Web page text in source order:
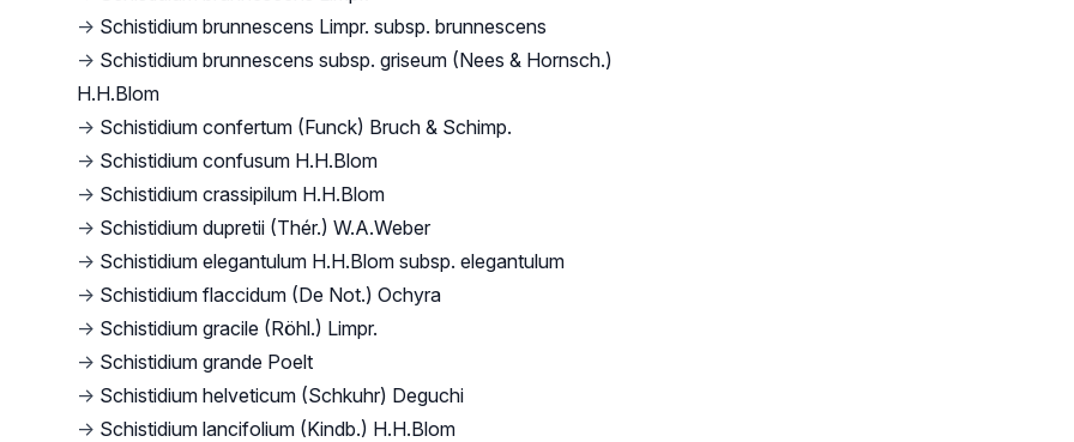
→ Schistidium brunnescens Limpr. subsp. brunnescens
→ Schistidium brunnescens subsp. griseum (Nees & Hornsch.)
H.H.Blom
→ Schistidium confertum (Funck) Bruch & Schimp.
→ Schistidium confusum H.H.Blom
→ Schistidium crassipilum H.H.Blom
→ Schistidium dupretii (Thér.) W.A.Weber
→ Schistidium elegantulum H.H.Blom subsp. elegantulum
→ Schistidium flaccidum (De Not.) Ochyra
→ Schistidium gracile (Röhl.) Limpr.
→ Schistidium grande Poelt
→ Schistidium helveticum (Schkuhr) Deguchi
→ Schistidium lancifolium (Kindb.) H.H.Blom